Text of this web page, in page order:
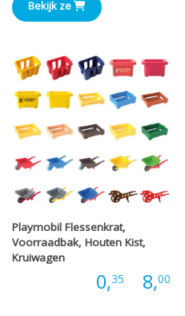
tot
€3,00
Bekijk ze
Playmobil Flessenkrat,
Voorraadbak, Houten Kist,
Kruiwagen
0,35 8,00